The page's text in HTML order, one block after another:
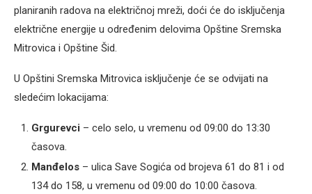
planiranih radova na električnoj mreži, doći će do isključenja
električne energije u određenim delovima Opštine Sremska
Mitrovica i Opštine Šid.
U Opštini Sremska Mitrovica isključenje će se odvijati na
sledećim lokacijama:
Grgurevci – celo selo, u vremenu od 09:00 do 13:30
časova.
Manđelos – ulica Save Sogića od brojeva 61 do 81 i od
134 do 158, u vremenu od 09:00 do 10:00 časova.